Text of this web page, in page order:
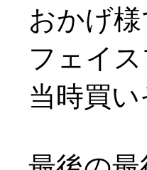
おかげ
フェイ
当時買